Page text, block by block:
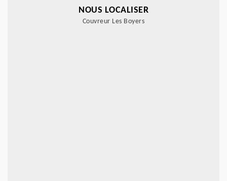
NOUS LOCALISER
Couvreur Les Boyers